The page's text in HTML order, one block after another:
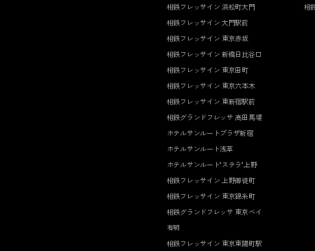
相鉄フレッサイン 浜松町大門
相鉄フレッサイン 大門駅前
相鉄フレッサイン 東京赤坂
相鉄フレッサイン 新橋日比谷口
相鉄フレッサイン 東京田町
相鉄フレッサイン 東京六本木
相鉄フレッサイン 東新宿駅前
相鉄グランドフレッサ 高田馬場
ホテルサンルートプラザ新宿
ホテルサンルート浅草
ホテルサンルート"ステラ"上野
相鉄フレッサイン 上野御徒町
相鉄フレッサイン 東京錦糸町
相鉄グランドフレッサ 東京ベイ
有明
相鉄フレッサイン 東京東陽町駅
相